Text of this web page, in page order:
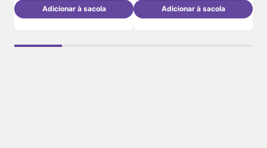
Adicionar à sacola Adicionar à sacola